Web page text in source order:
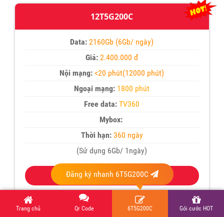
12T5G200C
Data: 2160Gb (6Gb/ ngày)
Giá:2.400.000 đ
Nội mạng: <20 phút(12000 phút)
Ngoại mạng: 1800 phút
Free data: TV360
Mybox:
Thời hạn:360 ngày
(Sử dụng 6Gb/ 1ngày)
ĐĂNG KÝ
Trang chủ Qr Code
Đăng ký nhanh 6T5G200C
6T5G200C Gói cước HOT